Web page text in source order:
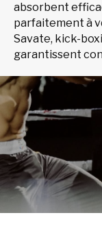
absorbent
parfaitement à
Savate, kick-
garantissent